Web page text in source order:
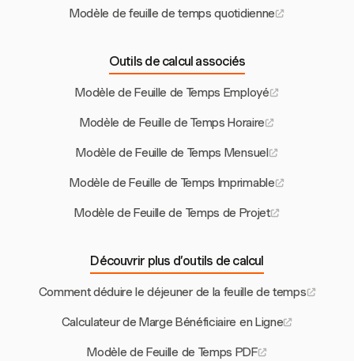
Modèle de feuille de temps quotidienne
Outils de calcul associés
Modèle de Feuille de Temps Employé
Modèle de Feuille de Temps Horaire
Modèle de Feuille de Temps Mensuel
Modèle de Feuille de Temps Imprimable
Modèle de Feuille de Temps de Projet
Découvrir plus d’outils de calcul
Comment déduire le déjeuner de la feuille de temps
Calculateur de Marge Bénéficiaire en Ligne
Modèle de Feuille de Temps PDF